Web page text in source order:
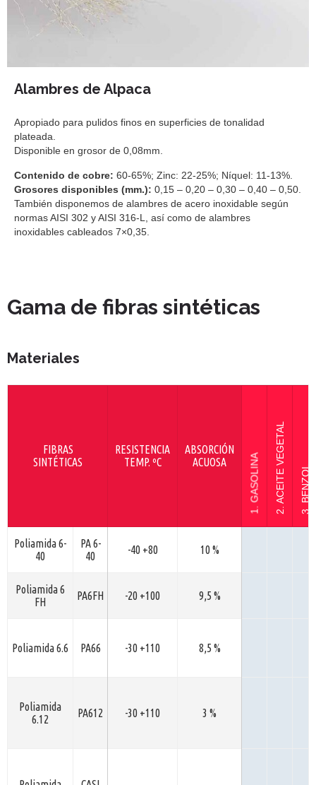
Alambres de Alpaca
Apropiado para pulidos finos en superficies de tonalidad
plateada.
Disponible en grosor de 0,08mm.
Contenido de cobre: 60-65%; Zinc: 22-25%; Níquel: 11-13%.
Grosores disponibles (mm.): 0,15 – 0,20 – 0,30 – 0,40 – 0,50.
También disponemos de alambres de acero inoxidable según
normas AISI 302 y AISI 316-L, así como de alambres
inoxidables cableados 7×0,35.
Gama de fibras sintéticas
Materiales
FIBRAS
SINTÉTICAS
RESISTENCIA
TEMP. ºC
ABSORCIÓN
ACUOSA
1. GASOLINA 2. ACEITE VEGETAL 3. BENZOL
Poliamida 6-
40
PA 6-
40
-40 +80 10 %
Poliamida 6
FH
PA6FH -20 +100 9,5 %
Poliamida 6.6 PA66 -30 +110 8,5 %
Poliamida
6.12
PA612 -30 +110 3 %